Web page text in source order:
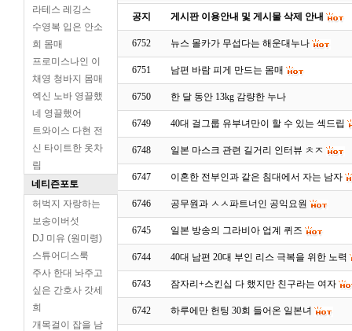
라테스 레깅스
수영복 입은 안소
희 몸매
프로미스나인 이
채영 청바지 몸매
엑신 노바 영끌했
네 영끌했어
트와이스 다현 전
신 타이트한 옷차
림
네티즌포토
허벅지 자랑하는
보송이버섯
DJ 미유 (원미령)
스튜어디스룩
주사 한대 놔주고
싶은 간호사 갓세
희
개목걸이 잡을 남
공지 게시판 이용안내 및 게시물 삭제 안내
6752 뉴스 몰카가 무섭다는 해운대누나
6751 남편 바람 피게 만드는 몸매
6750 한 달 동안 13kg 감량한 누나
6749 40대 걸그룹 유부녀만이 할 수 있는 섹드립
6748 일본 마스크 관련 길거리 인터뷰 ㅊㅈ
6747 이혼한 전부인과 같은 침대에서 자는 남자
6746 공무원과 ㅅㅅ파트너인 공익요원
6745 일본 방송의 그라비아 업계 퀴즈
6744 40대 남편 20대 부인 리스 극복을 위한 노력
6743 잠자리+스킨십 다 했지만 친구라는 여자
6742 하루에만 헌팅 30회 들어온 일본녀